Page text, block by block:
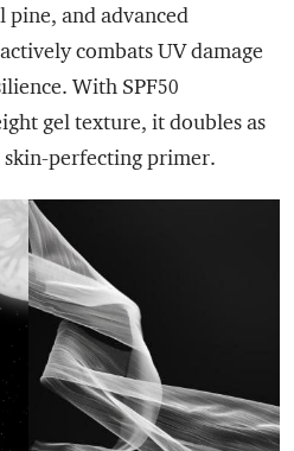
pine, and advanced
combats UV damage
With SPF50
gel texture, it doubles as
perfecting primer.